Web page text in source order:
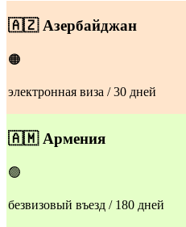
🇦🇿Азербайджан
🟠
электронная виза / 30 дней
🇦🇲Армения
🟢
безвизовый въезд / 180 дней